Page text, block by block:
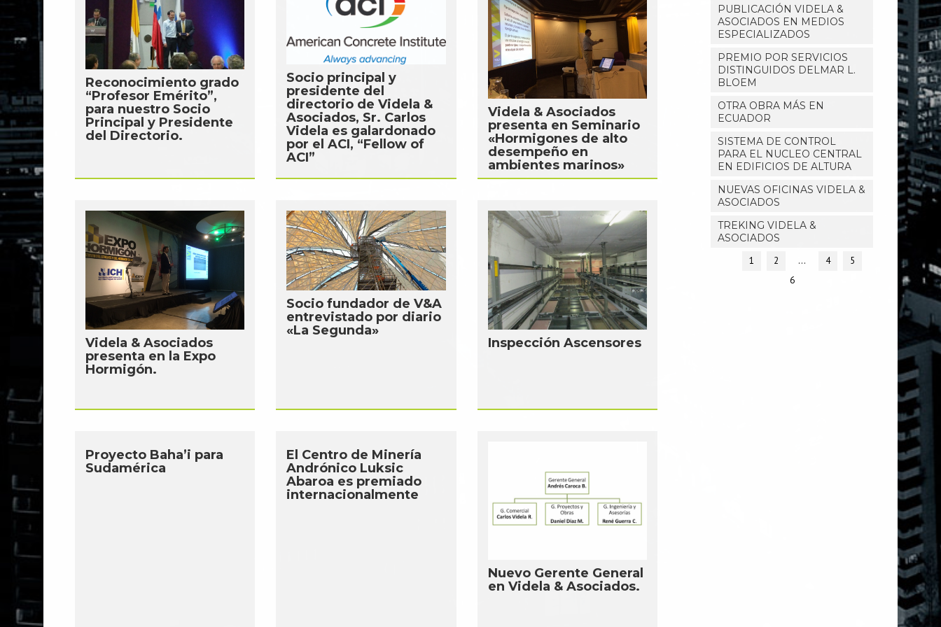
Reconocimiento grado
“Profesor Emérito”,
para nuestro Socio
Principal y Presidente
del Directorio.
Socio principal y
presidente del
directorio de Videla &
Asociados, Sr. Carlos
Videla es galardonado
por el ACI, “Fellow of
ACI”
Videla & Asociados
presenta en Seminario
«Hormigones de alto
desempeño en
ambientes marinos»
Videla & Asociados
presenta en la Expo
Hormigón.
Socio fundador de V&A
entrevistado por diario
«La Segunda»
Inspección Ascensores
Proyecto Baha’i para
Sudamérica
El Centro de Minería
Andrónico Luksic
Abaroa es premiado
internacionalmente
Nuevo Gerente General
en Videla & Asociados.
PUBLICACIÓN VIDELA &
ASOCIADOS EN MEDIOS
ESPECIALIZADOS
PREMIO POR SERVICIOS
DISTINGUIDOS DELMAR L.
BLOEM
OTRA OBRA MÁS EN
ECUADOR
SISTEMA DE CONTROL
PARA EL NUCLEO CENTRAL
EN EDIFICIOS DE ALTURA
NUEVAS OFICINAS VIDELA &
ASOCIADOS
TREKING VIDELA &
ASOCIADOS
1 2 … 4
5
6